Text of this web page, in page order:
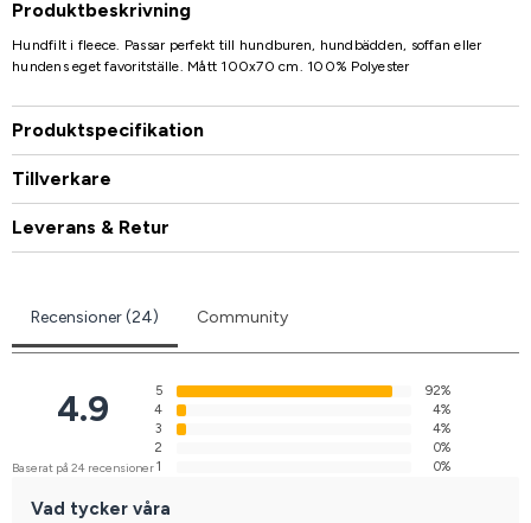
Produktbeskrivning
Hundfilt i fleece. Passar perfekt till hundburen, hundbädden, soffan eller
hundens eget favoritställe. Mått 100x70 cm. 100% Polyester
Produktspecifikation
Tillverkare
Leverans & Retur
Recensioner (24) Community
4.9
Baserat på 24 recensioner
5
92%
4
4%
3
4%
2
0%
1
0%
Vad tycker våra